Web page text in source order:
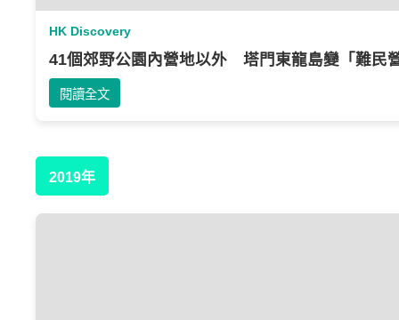
HK Discovery
41個郊野公園內營地以外 塔門東龍島變「難民
閱讀全文
2019年